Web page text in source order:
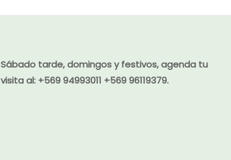
Sábado tarde, domingos y festivos, agenda tu
visita al: +569 94993011 +569 96119379.